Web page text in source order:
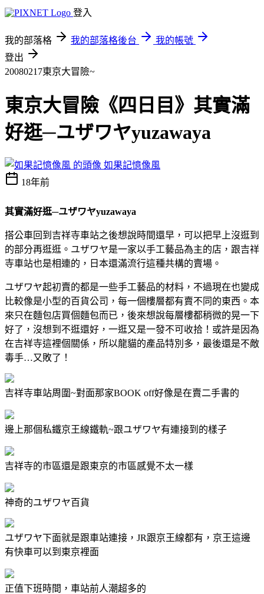
登入
我的部落格 我的部落格後台
我的帳號
登出
20080217東京大冒險~
東京大冒險《四日目》其實滿
好逛─ユザワヤyuzawaya
如果記憶像風
18年前
其實滿好逛─ユザワヤyuzawaya
搭公車回到吉祥寺車站之後想說時間還早，可以把早上沒逛到
的部分再逛逛。ユザワヤ是一家以手工藝品為主的店，跟吉祥
寺車站也是相連的，日本還滿流行這種共構的賣場。
ユザワヤ起初賣的都是一些手工藝品的材料，不過現在也變成
比較像是小型的百貨公司，每一個樓層都有賣不同的東西。本
來只在麵包店買個麵包而已，後來想說每層樓都稍微的晃一下
好了，沒想到不逛還好，一逛又是一發不可收拾！或許是因為
在吉祥寺這裡個關係，所以龍貓的產品特別多，最後還是不敵
毒手…又敗了！
吉祥寺車站周圍~對面那家BOOK off好像是在賣二手書的
邊上那個私鐵京王線鐵軌~跟ユザワヤ有連接到的樣子
吉祥寺的市區還是跟東京的市區感覺不太一樣
神奇的ユザワヤ百貨
ユザワヤ下面就是跟車站連接，JR跟京王線都有，京王這邊
有快車可以到東京裡面
正值下班時間，車站前人潮超多的